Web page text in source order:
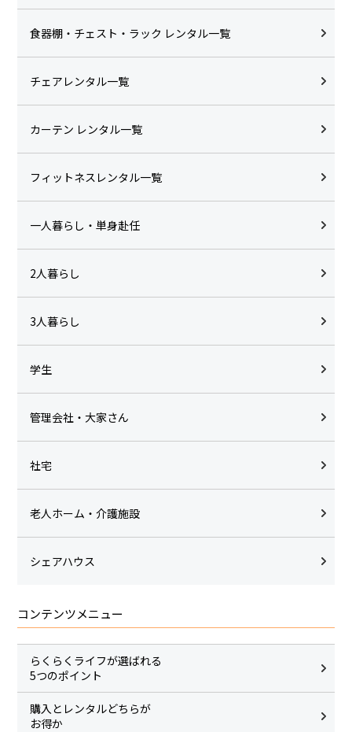
食器棚・チェスト・ラック レンタル一覧
チェアレンタル一覧
カーテン レンタル一覧
フィットネスレンタル一覧
一人暮らし・単身赴任
2人暮らし
3人暮らし
学生
管理会社・大家さん
社宅
老人ホーム・介護施設
シェアハウス
コンテンツメニュー
らくらくライフが選ばれる
5つのポイント
購入とレンタルどちらが
お得か